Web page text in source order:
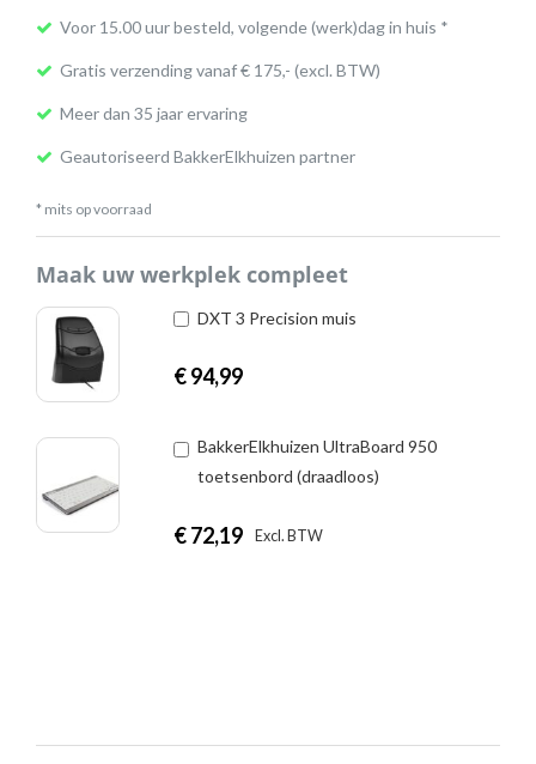
Maak uw werkplek compleet
DXT 3 Precision muis
€94,99
BakkerElkhuizen UltraBoard 950
toetsenbord (draadloos)
€72,19 Excl. BTW
Voor 15.00 uur besteld, volgende (werk)dag in huis *
Gratis verzending vanaf € 175,- (excl. BTW)
Meer dan 35 jaar ervaring
Geautoriseerd BakkerElkhuizen partner
* mits op voorraad